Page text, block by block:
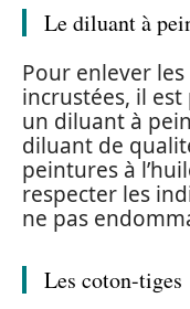
Le diluant à
Pour enlever
incrustées, il est
un diluant à
diluant de
peintures à
respecter les
ne pas
Les coton-tiges